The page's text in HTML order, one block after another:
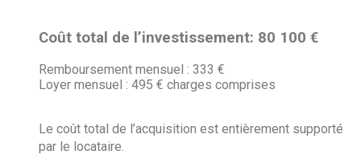
Coût total de l’investissement: 80 100 €
Remboursement mensuel : 333 €
Loyer mensuel : 495 € charges comprises
Le coût total de l’acquisition est entièrement supporté
par le locataire.